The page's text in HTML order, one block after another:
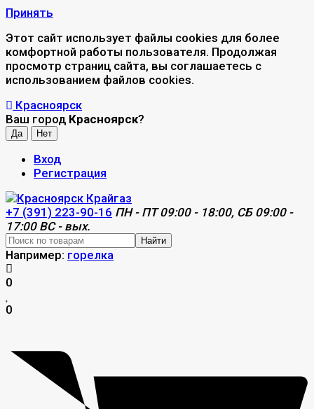
Принять
Этот сайт использует файлы cookies для более
комфортной работы пользователя. Продолжая
просмотр страниц сайта, вы соглашаетесь с
использованием файлов cookies.
Красноярск
Ваш город Красноярск?
Вход
Регистрация
+7 (391) 223-90-16 ПН - ПТ 09:00 - 18:00, СБ 09:00 -
17:00 ВС - вых.
Найти
Например: горелка
0
0